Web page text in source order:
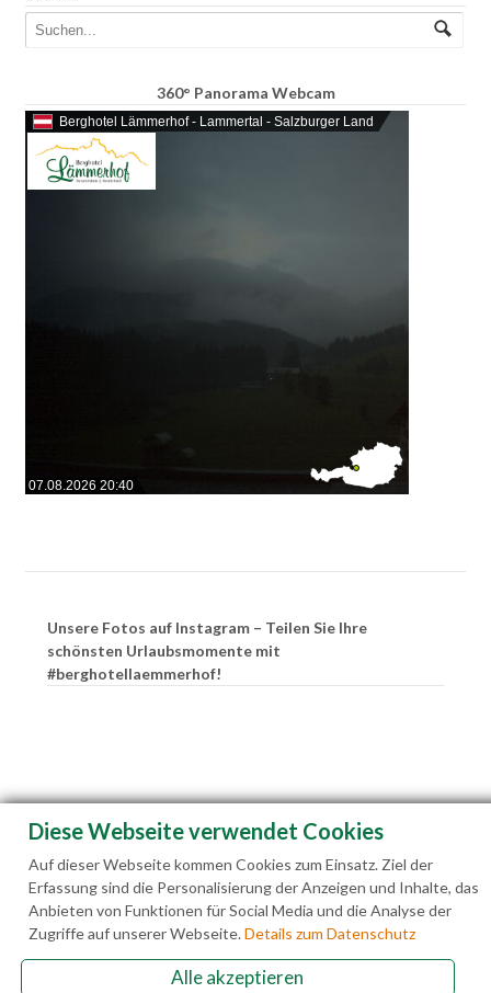
360° Panorama Webcam
Berghotel Lämmerhof - Lammertal - Salzburger Land
07.08.2026 20:40
Unsere Fotos auf Instagram – Teilen Sie Ihre
schönsten Urlaubsmomente mit
#berghotellaemmerhof!
Diese Webseite verwendet Cookies
Auf dieser Webseite kommen Cookies zum Einsatz. Ziel der
Erfassung sind die Personalisierung der Anzeigen und Inhalte, das
Anbieten von Funktionen für Social Media und die Analyse der
Zugriffe auf unserer Webseite.Details zum Datenschutz
Alle akzeptieren